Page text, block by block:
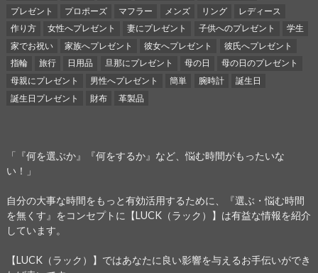
プレゼント
プロポーズ マフラー メンズ リング
レディース
作り方
女性へプレゼント 妻にプレゼント 子供へのプレゼント
学生
家でお祝い
家族へプレゼント 彼女へプレゼント
彼氏へプレゼント
指輪
旅行 日用品 旦那にプレゼント 母の日
母の日のプレゼント
母親にプレゼント
男性へプレゼント 簡単 腕時計
誕生日
誕生日プレゼント
財布 革製品
「『何を選ぶか』『何をするか』など、悩む時間がもったいな
い！」
自分の大事な時間をもっと有効活用するために、『選ぶ・悩む時間
を無くす』をコンセプトに【LUCK（ラック）】は有益な情報を紹介
しています。
【LUCK（ラック）】ではあなたに良い影響を与えるお手伝いができ